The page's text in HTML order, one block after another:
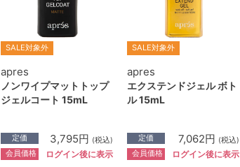
SALE対象外
apres
ノンワイプマットトップ
ジェルコート 15mL
定価 3,795円 (税込)
会員価格 ログイン後に表示
SALE対象外
apres
エクステンドジェル ボト
ル 15mL
定価 7,062円 (税込)
会員価格 ログイン後に表示